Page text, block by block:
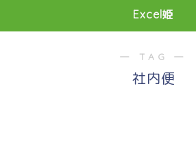
Excel姫
― TAG ―
社内便